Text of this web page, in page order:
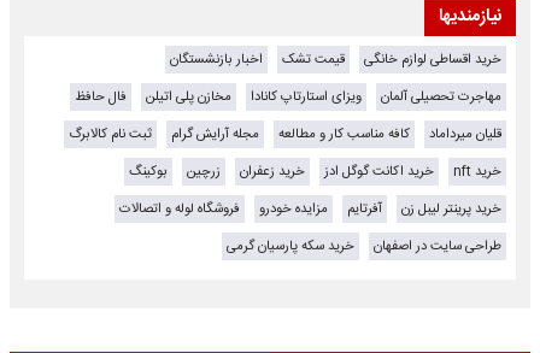
نیازمندیها
خرید اقساطی لوازم خانگی قیمت تشک
اخبار بازنشستگان
مهاجرت تحصیلی آلمان
ویزای استارتاپ کانادا مخازن پلی اتیلن
فال حافظ
قلیان میرداماد
کافه مناسب کار و مطالعه مجله آرایش گرام
ثبت نام کالابرگ
خرید nft
خرید اکانت گوگل ادز خرید زعفران زرچین
بوکینگ
خرید پرینتر لیبل زن
آفرتایم مزایده خودرو
فروشگاه لوله و اتصالات
طراحی سایت در اصفهان
خرید سکه پارسیان گرمی